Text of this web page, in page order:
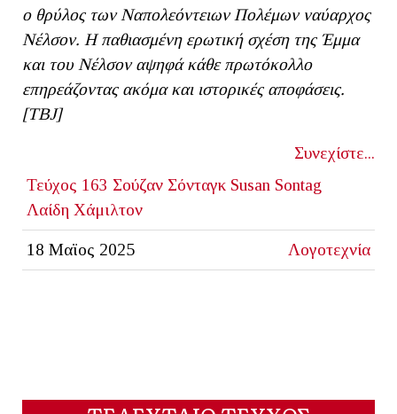
ο θρύλος των Ναπολεόντειων Πολέμων ναύαρχος
Νέλσον. Η παθιασμένη ερωτική σχέση της Έμμα
και του Νέλσον αψηφά κάθε πρωτόκολλο
επηρεάζοντας ακόμα και ιστορικές αποφάσεις.
[ΤΒJ]
Συνεχίστε...
Τεύχος 163 Σούζαν Σόνταγκ Susan Sontag
Λαίδη Χάμιλτον
18 Μαϊος 2025 Λογοτεχνία